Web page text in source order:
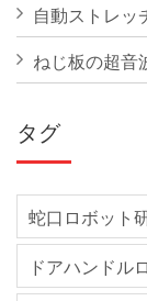
自動ストレッ
ねじ板の超音
タグ
蛇口ロボット
ドアハンドル